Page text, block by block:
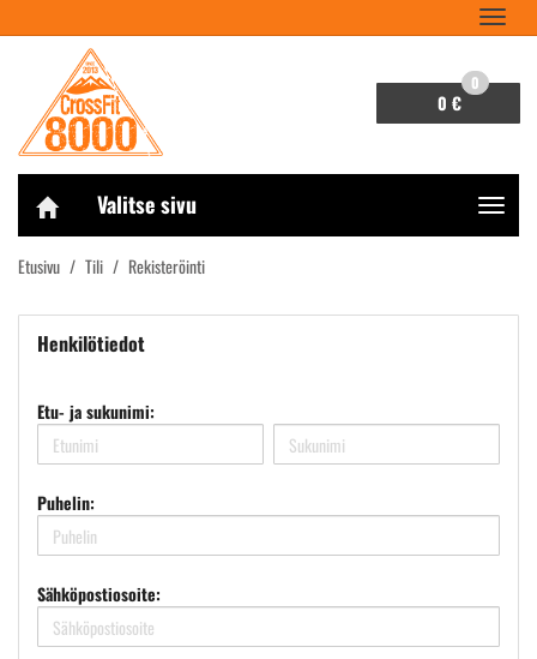
0 €
0
Valitse sivu
Etusivu Tili Rekisteröinti
Henkilötiedot
Etu- ja sukunimi:
Puhelin:
Sähköpostiosoite: